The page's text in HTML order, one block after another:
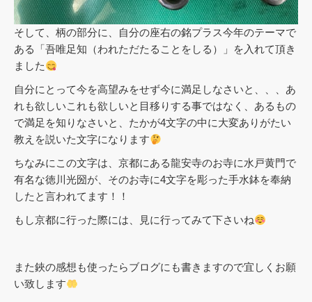
そして、柄の部分に、自分の座右の銘プラス今年のテーマで
ある「吾唯足知（われただたることをしる）」を入れて頂き
ました
自分にとって今を高望みをせず今に満足しなさいと、、、あ
れも欲しいこれも欲しいと目移りする事ではなく、あるもの
で満足を知りなさいと、たかが4文字の中に大変ありがたい
教えを説いた文字になります
ちなみにこの文字は、京都にある龍安寺のお寺に水戸黄門で
有名な徳川光圀が、そのお寺に4文字を彫った手水鉢を奉納
したと言われてます！！
もし京都に行った際には、見に行ってみて下さいね
また鋏の感想も使ったらブログにも書きますので宜しくお願
い致します